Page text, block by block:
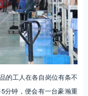
的工人在各自岗位有条不
分钟，便会有一台豪瀚重